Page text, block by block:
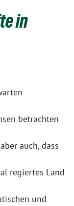
in
betrachten
auch, dass
regiertes Land
und